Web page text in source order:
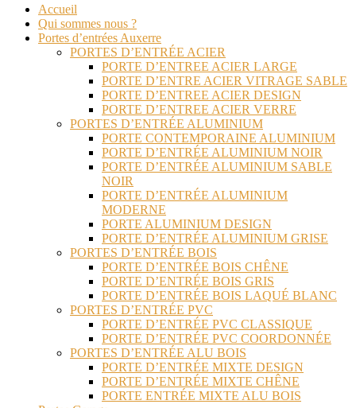
Accueil
Qui sommes nous ?
Portes d’entrées Auxerre
PORTES D’ENTRÉE ACIER
PORTE D’ENTREE ACIER LARGE
PORTE D’ENTRE ACIER VITRAGE SABLE
PORTE D’ENTREE ACIER DESIGN
PORTE D’ENTREE ACIER VERRE
PORTES D’ENTRÉE ALUMINIUM
PORTE CONTEMPORAINE ALUMINIUM
PORTE D’ENTRÉE ALUMINIUM NOIR
PORTE D’ENTRÉE ALUMINIUM SABLE
NOIR
PORTE D’ENTRÉE ALUMINIUM
MODERNE
PORTE ALUMINIUM DESIGN
PORTE D’ENTRÉE ALUMINIUM GRISE
PORTES D’ENTRÉE BOIS
PORTE D’ENTRÉE BOIS CHÊNE
PORTE D’ENTRÉE BOIS GRIS
PORTE D’ENTRÉE BOIS LAQUÉ BLANC
PORTES D’ENTRÉE PVC
PORTE D’ENTRÉE PVC CLASSIQUE
PORTE D’ENTRÉE PVC COORDONNÉE
PORTES D’ENTRÉE ALU BOIS
PORTE D’ENTRÉE MIXTE DESIGN
PORTE D’ENTRÉE MIXTE CHÊNE
PORTE ENTRÉE MIXTE ALU BOIS